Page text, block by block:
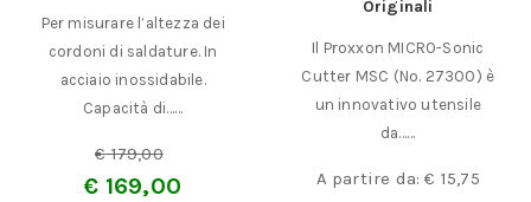
Per misurare l’altezza dei
cordoni di saldature. In
acciaio inossidabile.
Capacità di……
€179,00
€ 169,00
Originali
Il Proxxon MICRO-Sonic
Cutter MSC (No. 27300) è
un innovativo utensile
da……
A partire da:€ 15,75